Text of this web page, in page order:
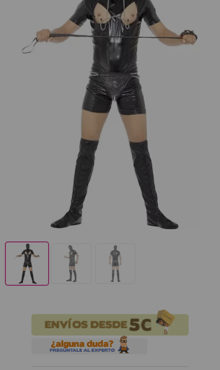
¡Adelante! Te estabamos esperando.
CREAR CUENTA